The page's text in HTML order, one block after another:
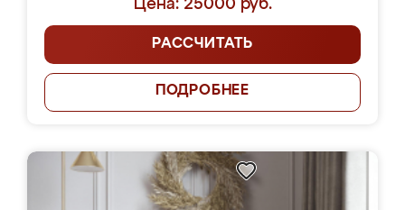
Цена: 25000 руб.
РАССЧИТАТЬ
ПОДРОБНЕЕ